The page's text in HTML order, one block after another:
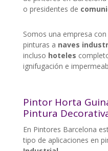
o presidentes de
Somos una empresa
pinturas a naves
incluso hoteles
ignifugación e
Pintor Horta
Pintura
En Pintores Barcelona
tipo de aplicaciones en